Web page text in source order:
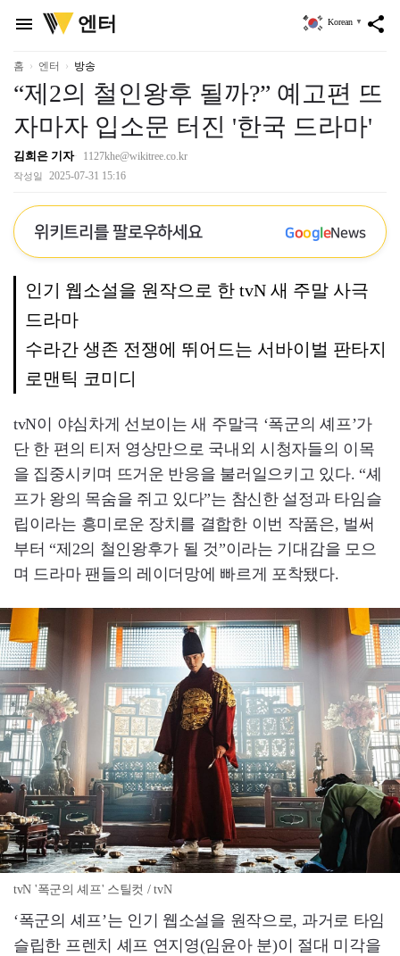
menu
위
키
리
엔터 share
Korean ▼
홈 엔터 방송
“제2의 철인왕후 될까?” 예고편 뜨
자마자 입소문 터진 '한국 드라마'
김희은 기자 1127khe@wikitree.co.kr
작성일 2025-07-31 15:16
위키트리를 팔로우하세요 GoogleNews
인기 웹소설을 원작으로 한 tvN 새 주말 사극
드라마
수라간 생존 전쟁에 뛰어드는 서바이벌 판타지
로맨틱 코미디
tvN이 야심차게 선보이는 새 주말극 ‘폭군의 셰프’가
단 한 편의 티저 영상만으로 국내외 시청자들의 이목
을 집중시키며 뜨거운 반응을 불러일으키고 있다. “셰
프가 왕의 목숨을 쥐고 있다”는 참신한 설정과 타임슬
립이라는 흥미로운 장치를 결합한 이번 작품은, 벌써
부터 “제2의 철인왕후가 될 것”이라는 기대감을 모으
며 드라마 팬들의 레이더망에 빠르게 포착됐다.
tvN '폭군의 셰프' 스틸컷 / tvN
‘폭군의 셰프’는 인기 웹소설을 원작으로, 과거로 타임
슬립한 프렌치 셰프 연지영(임윤아 분)이 절대 미각을